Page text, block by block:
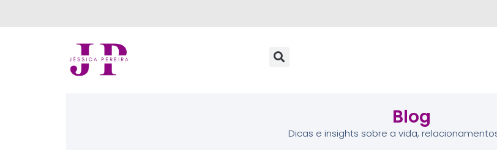
Blog
Dicas e insights sobre a vida,